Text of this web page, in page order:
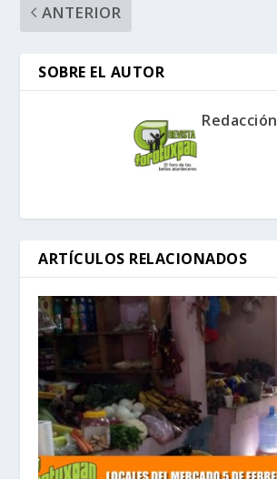
ANTERIOR
SOBRE EL AUTOR
Redacción
ARTÍCULOS RELACIONADOS